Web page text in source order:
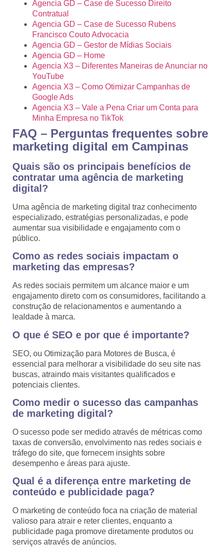
Agencia GD – Case de Sucesso Direito
Contratual
Agencia GD – Case de Sucesso Rubens
Francisco Couto Advocacia
Agencia GD – Gestor de Mídias Sociais
Agencia GD – Home
Agencia X3 – Diferentes Maneiras de Anunciar no
YouTube
Agencia X3 – Como Otimizar Campanhas de
Google Ads
Agencia X3 – Vale a Pena Criar um Conta para
Minha Empresa no TikTok
FAQ – Perguntas frequentes sobre
marketing digital em Campinas
Quais são os principais benefícios de
contratar uma agência de marketing
digital?
Uma agência de marketing digital traz conhecimento
especializado, estratégias personalizadas, e pode
aumentar sua visibilidade e engajamento com o
público.
Como as redes sociais impactam o
marketing das empresas?
As redes sociais permitem um alcance maior e um
engajamento direto com os consumidores, facilitando a
construção de relacionamentos e aumentando a
lealdade à marca.
O que é SEO e por que é importante?
SEO, ou Otimização para Motores de Busca, é
essencial para melhorar a visibilidade do seu site nas
buscas, atraindo mais visitantes qualificados e
potenciais clientes.
Como medir o sucesso das campanhas
de marketing digital?
O sucesso pode ser medido através de métricas como
taxas de conversão, envolvimento nas redes sociais e
tráfego do site, que fornecem insights sobre
desempenho e áreas para ajuste.
Qual é a diferença entre marketing de
conteúdo e publicidade paga?
O marketing de conteúdo foca na criação de material
valioso para atrair e reter clientes, enquanto a
publicidade paga promove diretamente produtos ou
serviços através de anúncios.